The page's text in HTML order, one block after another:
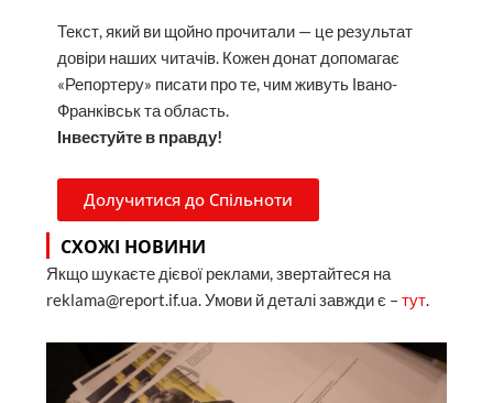
Текст, який ви щойно прочитали — це результат
довіри наших читачів. Кожен донат допомагає
«Репортеру» писати про те, чим живуть Івано-
Франківськ та область.
Інвестуйте в правду!
Долучитися до Спільноти
СХОЖІ НОВИНИ
Якщо шукаєте дієвої реклами, звертайтеся на
reklama@report.if.ua. Умови й деталі завжди є –тут.